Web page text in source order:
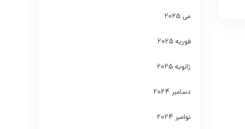
می 2025
فوریه 2025
ژانویه 2025
دسامبر 2024
نوامبر 2024